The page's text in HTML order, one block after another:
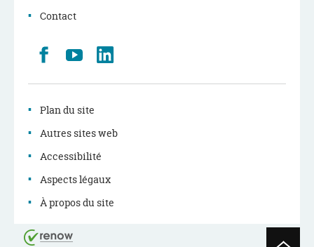
Contact
Retrouvez
nous
Youtube
Plan du site
Autres sites web
Accessibilité
Aspects légaux
À propos du site